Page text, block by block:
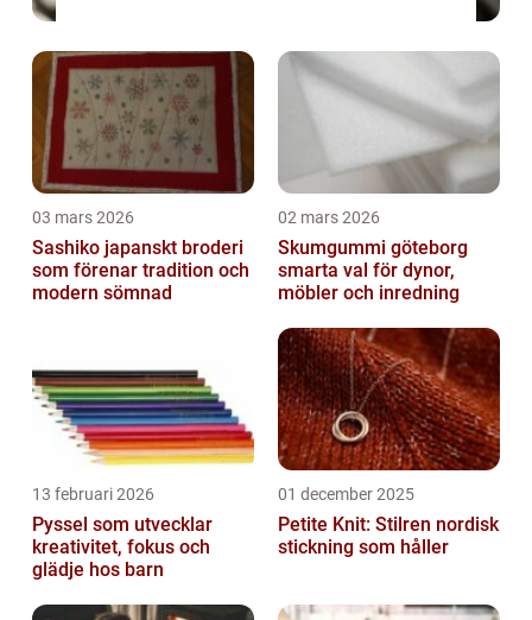
03 mars 2026
Sashiko japanskt broderi
som förenar tradition och
modern sömnad
02 mars 2026
Skumgummi göteborg
smarta val för dynor,
möbler och inredning
13 februari 2026
Pyssel som utvecklar
kreativitet, fokus och
glädje hos barn
01 december 2025
Petite Knit: Stilren nordisk
stickning som håller